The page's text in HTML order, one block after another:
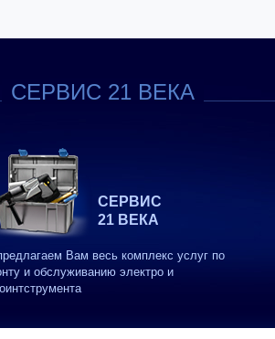
СЕРВИС 21 ВЕКА
СЕРВИС
21 ВЕКА
Вам весь комплекс услуг по
и обслуживанию электро и